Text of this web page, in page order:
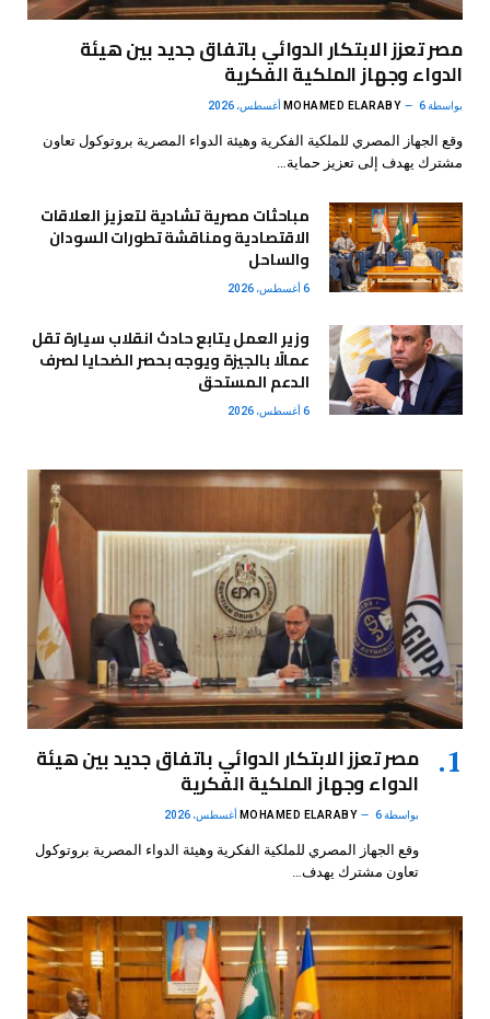
مصر تعزز الابتكار الدوائي باتفاق جديد بين هيئة
الدواء وجهاز الملكية الفكرية
بواسطة MOHAMED ELARABY 6 أغسطس، 2026
وقع الجهاز المصري للملكية الفكرية وهيئة الدواء المصرية بروتوكول تعاون
مشترك يهدف إلى تعزيز حماية…
مباحثات مصرية تشادية لتعزيز العلاقات
الاقتصادية ومناقشة تطورات السودان
والساحل
6 أغسطس، 2026
وزير العمل يتابع حادث انقلاب سيارة تقل
عمالًا بالجيزة ويوجه بحصر الضحايا لصرف
الدعم المستحق
6 أغسطس، 2026
مصر تعزز الابتكار الدوائي باتفاق جديد بين هيئة
الدواء وجهاز الملكية الفكرية
بواسطة MOHAMED ELARABY 6 أغسطس، 2026
وقع الجهاز المصري للملكية الفكرية وهيئة الدواء المصرية بروتوكول
تعاون مشترك يهدف…